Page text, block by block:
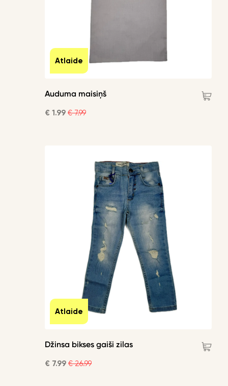
Atlaide
Auduma maisiņš
€ 1.99 € 7.99
Atlaide
Džinsa bikses gaiši zilas
€ 7.99 € 26.99